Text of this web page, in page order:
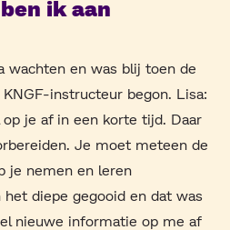
ik aan
wachten en was blij toen de
instructeur begon. Lisa:
op je af in een korte tijd. Daar
Je moet meteen de
je nemen en leren
diepe gegooid en dat was
nieuwe informatie op me af